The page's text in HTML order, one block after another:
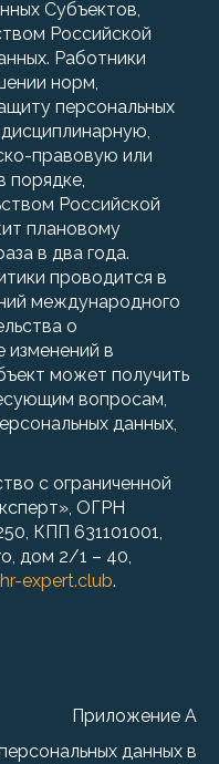
Субъектов,
Российской
Работники
норм,
персональных
правовую или
порядке,
Российской
плановому
в два года.
проводится в
международного
о
изменений в
может получить
вопросам,
данных,
с ограниченной
ОГРН
КПП 631101001,
дом 2/1 – 40,
expert.club.
Приложение А
данных в